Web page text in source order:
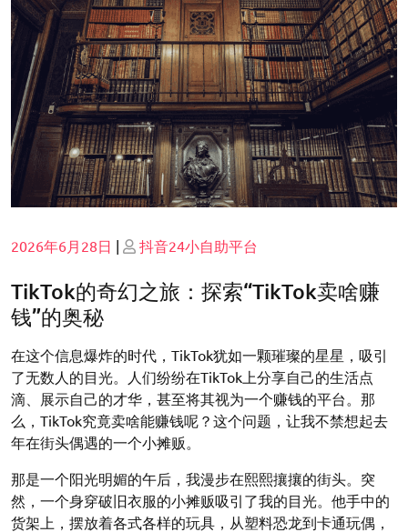
Posted
2026年6月28日 | Posted
抖音24小自助平台
TikTok的奇幻之旅：探索“TikTok卖啥赚
钱”的奥秘
在这个信息爆炸的时代，TikTok犹如一颗璀璨的星星，吸引
了无数人的目光。人们纷纷在TikTok上分享自己的生活点
滴、展示自己的才华，甚至将其视为一个赚钱的平台。那
么，TikTok究竟卖啥能赚钱呢？这个问题，让我不禁想起去
年在街头偶遇的一个小摊贩。
那是一个阳光明媚的午后，我漫步在熙熙攘攘的街头。突
然，一个身穿破旧衣服的小摊贩吸引了我的目光。他手中的
货架上，摆放着各式各样的玩具，从塑料恐龙到卡通玩偶，